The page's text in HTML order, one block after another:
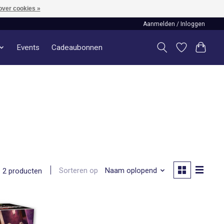
Aanmelden / Inloggen
Events Cadeaubonnen
2 producten Sorteren op Naam oplopend
cookies »